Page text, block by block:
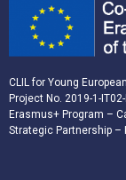
CLIL for Young
Project No. 2019-1-
Erasmus+ Program –
Strategic Partnership –